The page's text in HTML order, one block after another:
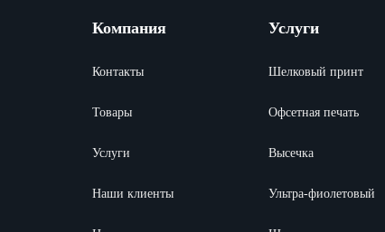
Компания
Контакты
Товары
Услуги
Наши клиенты
Услуги
Шелковый принт
Офсетная печать
Высечка
Ультра-фиолетовый